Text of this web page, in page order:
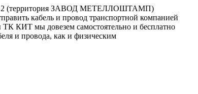
2 (территория ЗАВОД МЕТЕЛЛОШТАМП)
кабель и провод транспортной компанией
КИТ мы довезем самостоятельно и бесплатно
и провода, как и физическим